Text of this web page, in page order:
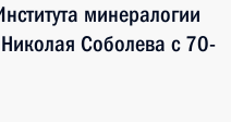
минералогии
Соболева с 70-